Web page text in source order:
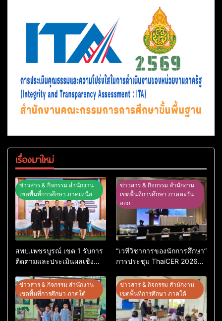
เรื่องมาใหม่
ข่าวสาร & กิจกรรม สำนักงาน
เขตพื้นที่การศึกษา ภาคเหนือ
สพป.เพชรบูรณ์ เขต 1 รับการ
ติดตามและประเมินผลเชิง
ต้นแบบ” ระดับประเทศ รุ่นที่ 3
ประจำปีงบประมาณ พ.ศ.
2569
ข่าวสาร & กิจกรรม สำนักงาน
เขตพื้นที่การศึกษา ภาคตะวัน
ออก
“เวทีวิชาการของนักการศึกษา”
การประชุม ThaiCER 2026
Conference on Education
Research (ThaiCER) 2026
ข่าวสาร & กิจกรรม สำนักงาน
เขตพื้นที่การศึกษา ภาคใต้
ข่าวสาร & กิจกรรม สำนักงาน
เขตพื้นที่การศึกษา ภาคใต้